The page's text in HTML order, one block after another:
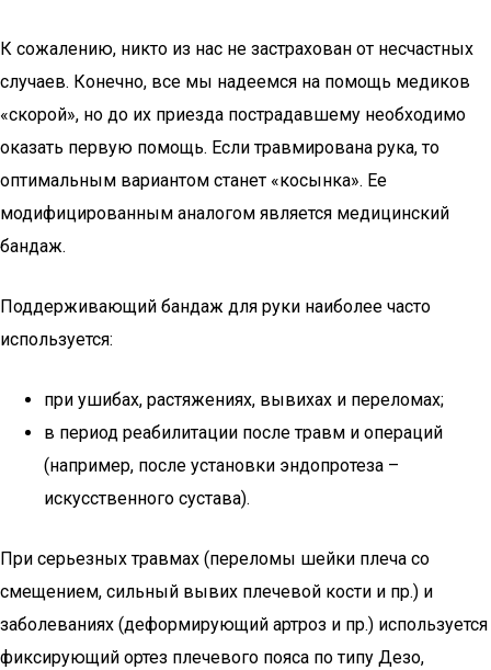
К сожалению, никто из нас не застрахован от несчастных
случаев. Конечно, все мы надеемся на помощь медиков
«скорой», но до их приезда пострадавшему необходимо
оказать первую помощь. Если травмирована рука, то
оптимальным вариантом станет «косынка». Ее
модифицированным аналогом является медицинский
бандаж.
Поддерживающий бандаж для руки наиболее часто
используется:
при ушибах, растяжениях, вывихах и переломах;
в период реабилитации после травм и операций
(например, после установки эндопротеза –
искусственного сустава).
При серьезных травмах (переломы шейки плеча со
смещением, сильный вывих плечевой кости и пр.) и
заболеваниях (деформирующий артроз и пр.) используется
фиксирующий ортез плечевого пояса по типу Дезо,